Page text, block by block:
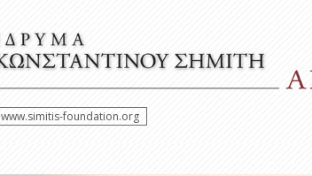
www.simitis-foundation.org